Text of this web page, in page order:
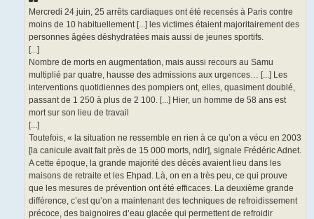
Mercredi 24 juin, 25 arrêts cardiaques ont été recensés à Paris contre
moins de 10 habituellement [...] les victimes étaient majoritairement des
personnes âgées déshydratées mais aussi de jeunes sportifs.
[...]
Nombre de morts en augmentation, mais aussi recours au Samu
multiplié par quatre, hausse des admissions aux urgences… [...] Les
interventions quotidiennes des pompiers ont, elles, quasiment doublé,
passant de 1 250 à plus de 2 100. [...] Hier, un homme de 58 ans est
mort sur son lieu de travail
[...]
Toutefois, « la situation ne ressemble en rien à ce qu’on a vécu en 2003
[la canicule avait fait près de 15 000 morts, ndlr], signale Frédéric Adnet.
A cette époque, la grande majorité des décès avaient lieu dans les
maisons de retraite et les Ehpad. Là, on en a très peu, ce qui prouve
que les mesures de prévention ont été efficaces. La deuxième grande
différence, c’est qu’on a maintenant des techniques de refroidissement
précoce, des baignoires d’eau glacée qui permettent de refroidir